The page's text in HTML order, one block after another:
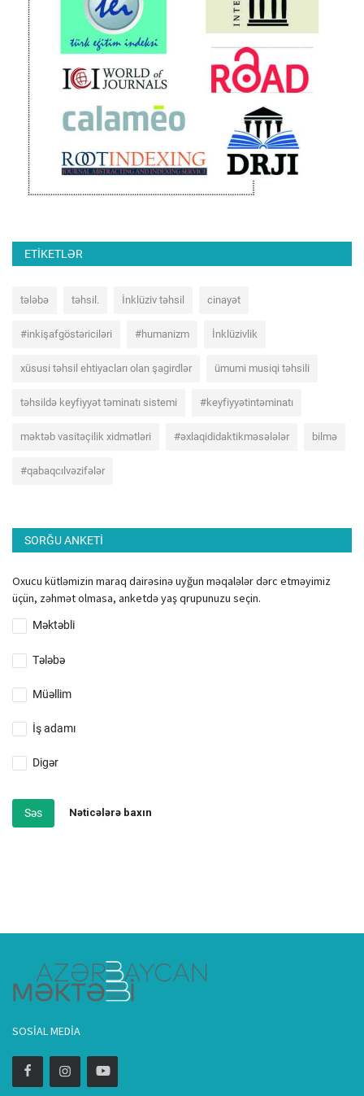
ETIKETLƏR
tələbə təhsil. İnklüziv təhsil cinayət
#inkişafgöstəriciləri #humanizm İnklüzivlik
xüsusi təhsil ehtiyacları olan şagirdlər ümumi musiqi təhsili
təhsildə keyfiyyət təminatı sistemi #keyfiyyətintəminatı
məktəb vasitəçilik xidmətləri #əxlaqididaktikməsələlər bilmə
#qabaqcılvəzifələr
SORĞU ANKETI
Oxucu kütləmizin maraq dairəsinə uyğun məqalələr dərc etməyimiz
üçün, zəhmət olmasa, anketdə yaş qrupunuzu seçin.
Məktəbli
Tələbə
Müəllim
İş adamı
Digər
Səs Nəticələrə baxın
SOSIAL MEDIA